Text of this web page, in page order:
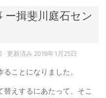
ー揖斐川庭石セン
· 更新済み 2018年1月25日
ことになりました。
替えするにあたって、そこ